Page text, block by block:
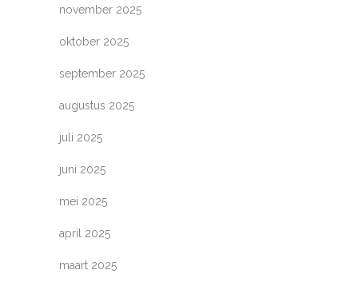
november 2025
oktober 2025
september 2025
augustus 2025
juli 2025
juni 2025
mei 2025
april 2025
maart 2025